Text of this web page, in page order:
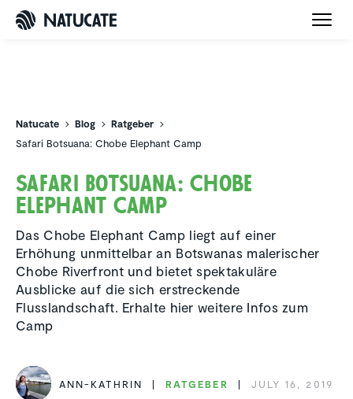
Natucate Blog
Ratgeber
Safari Botsuana: Chobe Elephant Camp
Safari Botsuana: Chobe
Elephant Camp
Das Chobe Elephant Camp liegt auf einer
Erhöhung unmittelbar an Botswanas malerischer
Chobe Riverfront und bietet spektakuläre
Ausblicke auf die sich erstreckende
Flusslandschaft. Erhalte hier weitere Infos zum
Camp
ANN-KATHRIN RATGEBER JULY 16, 2019